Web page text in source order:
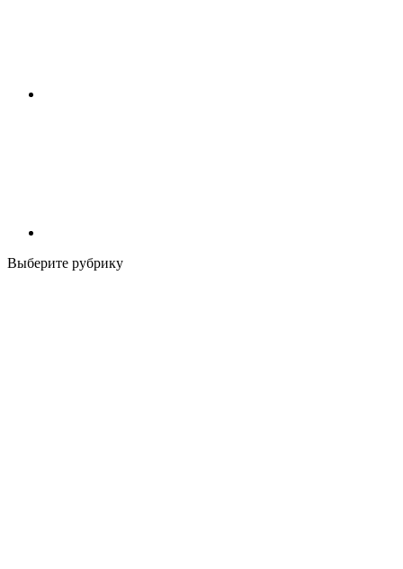
Выберите рубрику